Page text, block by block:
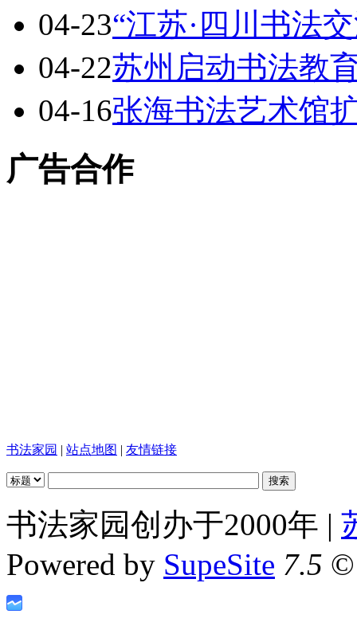
04-23“江苏·四川书法
04-22苏州启动书法教
04-16张海书法艺术馆
广告合作
书法家园 | 站点地图 | 友情链接
书法家园创办于2000年 |
Powered by SupeSite 7.5 ©